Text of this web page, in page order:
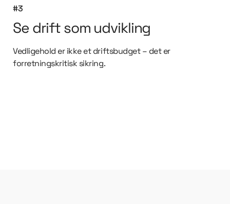
#3
Se drift som udvikling
Vedligehold er ikke et driftsbudget – det er
forretningskritisk sikring.